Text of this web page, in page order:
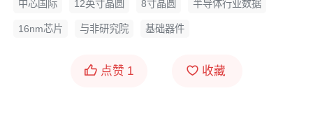
中芯国际 12英寸晶圆 8寸晶圆 半导体行业数据
16nm芯片 与非研究院 基础器件
点赞 1 收藏